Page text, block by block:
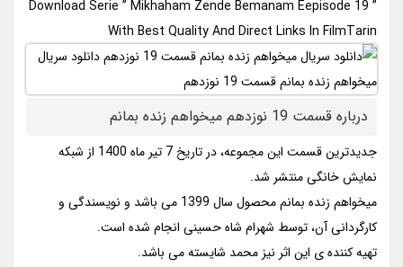
Download Serie ” Mikhaham Zende Bemanam Eepisode 19 ”
With Best Quality And Direct Links In FilmTarin
درباره قسمت 19 نوزدهم میخواهم زنده بمانم
جدیدترین قسمت این مجموعه، در تاریخ 7 تیر ماه 1400 از شبکه
نمایش خانگی منتشر شد.
میخواهم زنده بمانم محصول سال 1399 می باشد و نویسندگی و
کارگردانی آن، توسط شهرام شاه حسینی انجام شده است.
تهیه کننده ی این اثر نیز محمد شایسته می باشد.